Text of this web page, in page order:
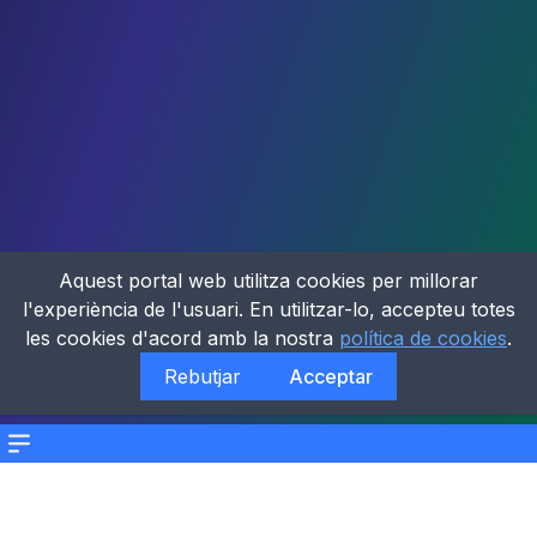
Menu
Aquest portal web utilitza cookies per millorar
l'experiència de l'usuari. En utilitzar-lo, accepteu totes
les cookies d'acord amb la nostra política de cookies.
Rebutjar
Acceptar